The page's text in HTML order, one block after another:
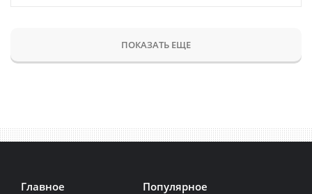
ПОКАЗАТЬ ЕЩЕ
Главное Популярное